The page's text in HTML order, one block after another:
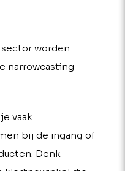
worden
narrowcasting
vaak
bij de ingang of
Denk